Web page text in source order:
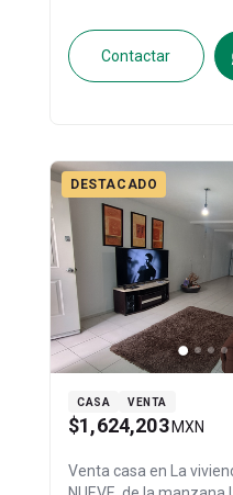
Contactar
DESTACADO
CASA VENTA
$1,624,203 MXN
Venta casa en
La